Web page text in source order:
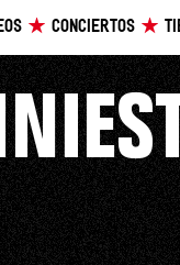
CONCIERTOS